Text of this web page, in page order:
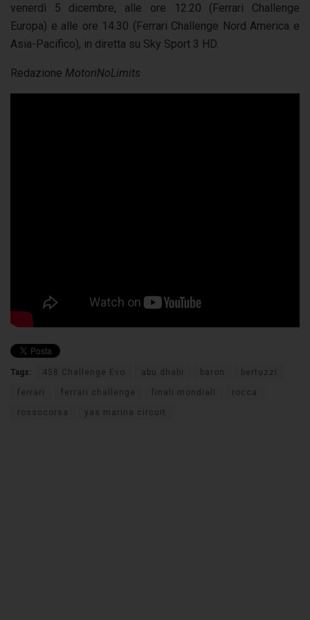
venerdì 5 dicembre, alle ore 12.20 (Ferrari Challenge
Europa) e alle ore 14.30 (Ferrari Challenge Nord America e
Asia-Pacifico), in diretta su Sky Sport 3 HD.
Redazione MotoriNoLimits
Tags: 458 Challenge Evo abu dhabi baron bertuzzi
ferrari ferrari challenge finali mondiali rocca
rossocorsa yas marina circuit